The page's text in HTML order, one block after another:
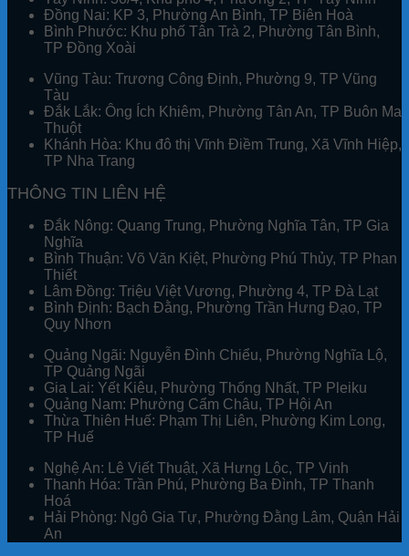
Đồng Nai: KP 3, Phường An Bình, TP Biên Hoà
Bình Phước: Khu phố Tân Trà 2, Phường Tân Bình,
TP Đồng Xoài
Vũng Tàu: Trương Công Định, Phường 9, TP Vũng
Tàu
Đắk Lắk: Ông Ích Khiêm, Phường Tân An, TP Buôn Ma
Thuột
Khánh Hòa: Khu đô thị Vĩnh Điềm Trung, Xã Vĩnh Hiệp,
TP Nha Trang
THÔNG TIN LIÊN HỆ
Đắk Nông: Quang Trung, Phường Nghĩa Tân, TP Gia
Nghĩa
Bình Thuận: Võ Văn Kiệt, Phường Phú Thủy, TP Phan
Thiết
Lâm Đồng: Triệu Việt Vương, Phường 4, TP Đà Lạt
Bình Định: Bạch Đằng, Phường Trần Hưng Đạo, TP
Quy Nhơn
Quảng Ngãi: Nguyễn Đình Chiểu, Phường Nghĩa Lộ,
TP Quảng Ngãi
Gia Lai: Yết Kiêu, Phường Thống Nhất, TP Pleiku
Quảng Nam: Phường Cẩm Châu, TP Hội An
Thừa Thiên Huế: Phạm Thị Liên, Phường Kim Long,
TP Huế
Nghệ An: Lê Viết Thuật, Xã Hưng Lộc, TP Vinh
Thanh Hóa: Trần Phú, Phường Ba Đình, TP Thanh
Hoá
Hải Phòng: Ngô Gia Tự, Phường Đằng Lâm, Quận Hải
An